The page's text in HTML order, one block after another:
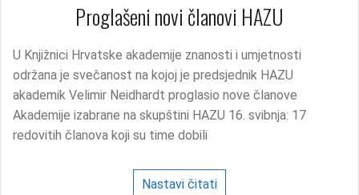
Proglašeni novi članovi HAZU
U Knjižnici Hrvatske akademije znanosti i umjetnosti
održana je svečanost na kojoj je predsjednik HAZU
akademik Velimir Neidhardt proglasio nove članove
Akademije izabrane na skupštini HAZU 16. svibnja: 17
redovitih članova koji su time dobili
Nastavi čitati